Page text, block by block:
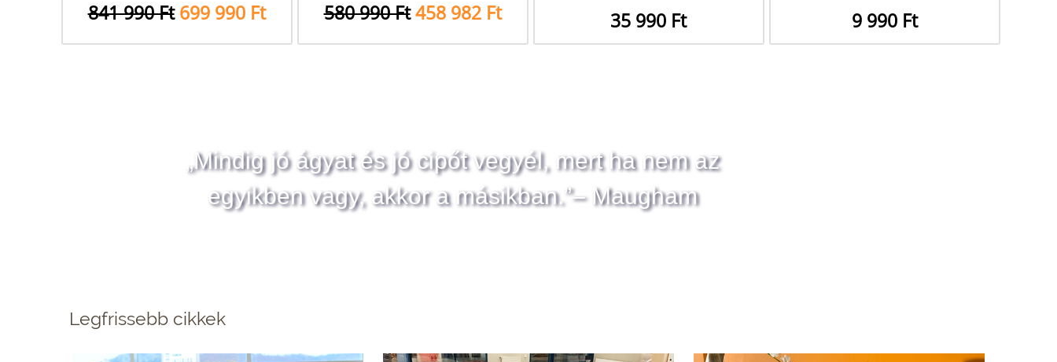
841 990 Ft 699 990 Ft 580 990 Ft 458 982 Ft 35 990 Ft 9 990 Ft
„Mindig jó ágyat és jó cipőt vegyél, mert ha nem az
egyikben vagy, akkor a másikban.”– Maugham
Legfrissebb cikkek